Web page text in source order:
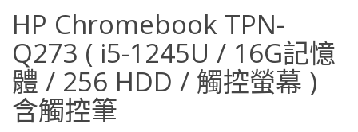
HP Chromebook TPN-
Q273 ( i5-1245U / 16G記憶
體 / 256 HDD / 觸控螢幕 )
含觸控筆